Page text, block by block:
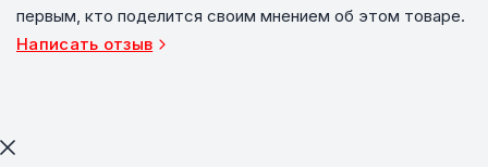
первым, кто поделится своим мнением об этом товаре.
Написать отзыв